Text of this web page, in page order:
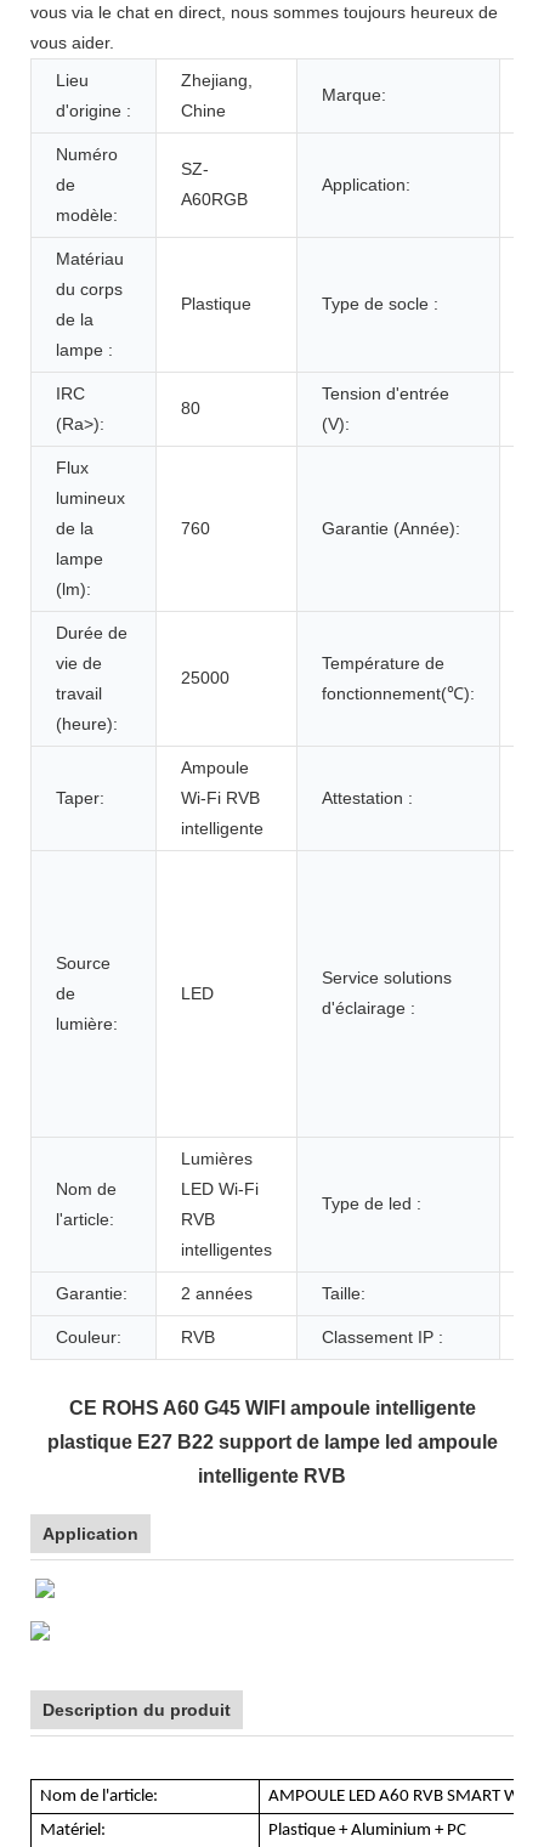
vous via le chat en direct, nous sommes toujours heureux de
vous aider.
Lieu
d'origine :
Zhejiang,
Chine
Marque:
Numéro
de
modèle:
SZ-
A60RGB
Application:
Matériau
du corps
de la
lampe :
Plastique Type de socle :
IRC
(Ra>):
80
Tension d'entrée
(V):
Flux
lumineux
de la
lampe
(lm):
760 Garantie (Année):
Durée de
vie de
travail
(heure):
25000
Température de
fonctionnement(℃):
Taper:
Ampoule
Wi-Fi RVB
intelligente
Attestation :
Source
de
lumière:
LED
Service solutions
d'éclairage :
Nom de
l'article:
Lumières
LED Wi-Fi
RVB
intelligentes
Type de led :
Garantie: 2 années Taille:
Couleur: RVB Classement IP :
CE ROHS A60 G45 WIFI ampoule intelligente
plastique E27 B22 support de lampe led ampoule
intelligente RVB
Application
Description du produit
Nom de l'article:
AMPOULE LED A60 RVB SMART WIFI
Matériel:
Plastique + Aluminium + PC